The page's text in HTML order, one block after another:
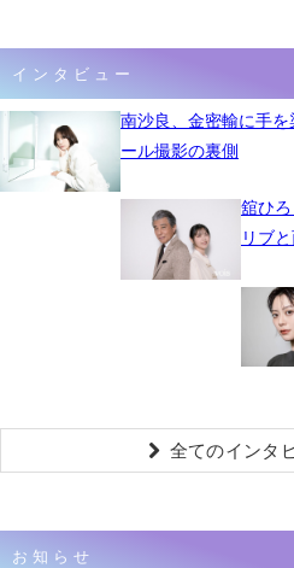
インタビュー
南沙良、金密輸に手
ール撮影の裏側
舘ひ
リブ
全てのインタ
お知らせ